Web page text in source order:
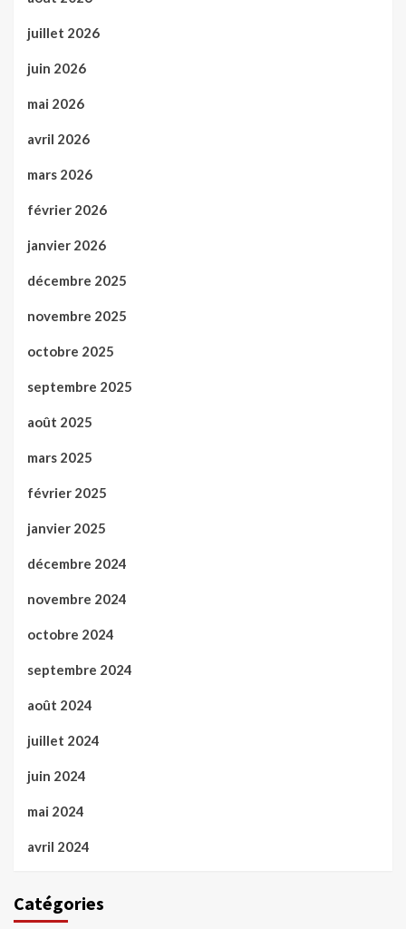
juillet 2026
juin 2026
mai 2026
avril 2026
mars 2026
février 2026
janvier 2026
décembre 2025
novembre 2025
octobre 2025
septembre 2025
août 2025
mars 2025
février 2025
janvier 2025
décembre 2024
novembre 2024
octobre 2024
septembre 2024
août 2024
juillet 2024
juin 2024
mai 2024
avril 2024
Catégories